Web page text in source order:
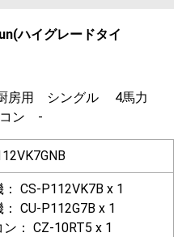
ハイグレードタイ
房用 シングル 4馬力
コン -
CS-P112VK7B x 1
CU-P112G7B x 1
ン： CZ-10RT5 x 1